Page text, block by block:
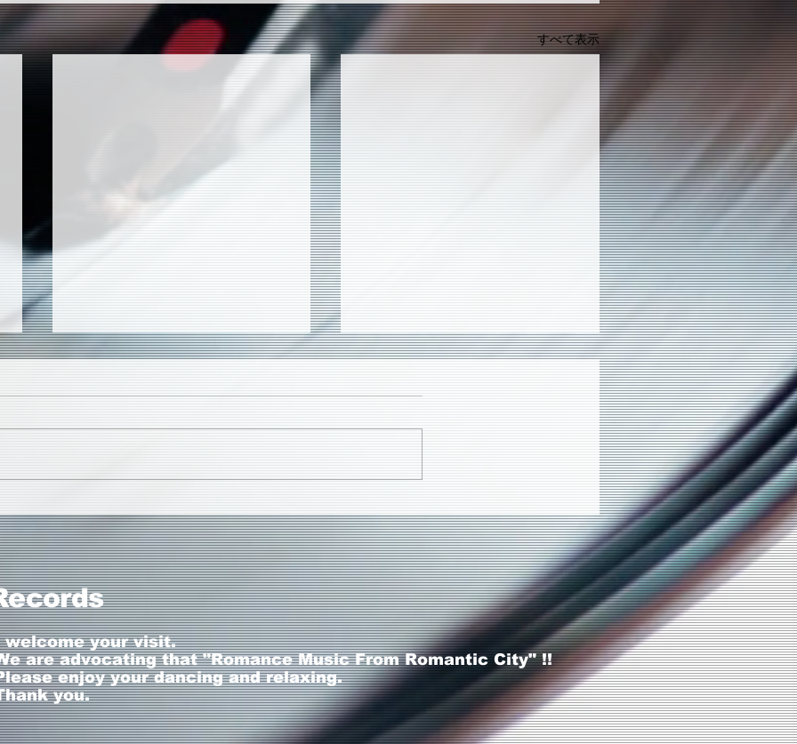
すべて表示
Technology 50
welcome your visit.
are advocating that "Romance Music From Romantic City" !!
enjoy your dancing and relaxing.
you.